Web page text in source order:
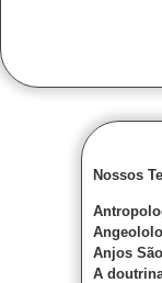
Nossos
Anjos
A